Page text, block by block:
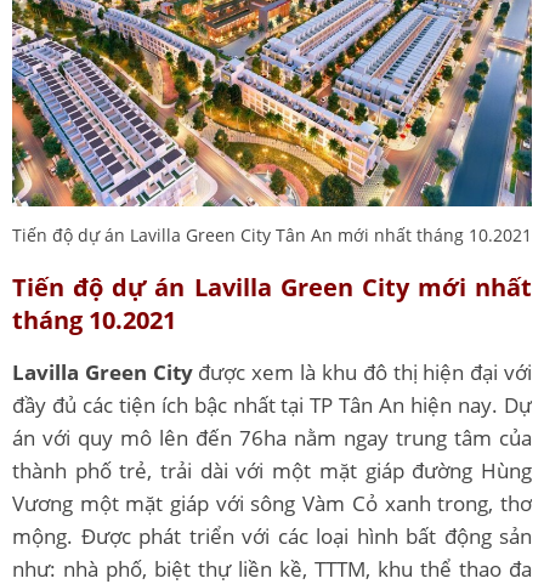
Tiến độ dự án Lavilla Green City Tân An mới nhất tháng 10.2021
Tiến độ dự án Lavilla Green City mới nhất
tháng 10.2021
Lavilla Green Cityđược xem là khu đô thị hiện đại với
đầy đủ các tiện ích bậc nhất tại TP Tân An hiện nay. Dự
án với quy mô lên đến 76ha nằm ngay trung tâm của
thành phố trẻ, trải dài với một mặt giáp đường Hùng
Vương một mặt giáp với sông Vàm Cỏ xanh trong, thơ
mộng. Được phát triển với các loại hình bất động sản
như: nhà phố, biệt thự liền kề, TTTM, khu thể thao đa